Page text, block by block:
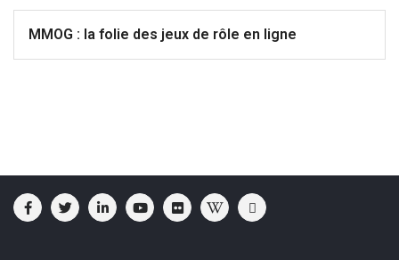
MMOG : la folie des jeux de rôle en ligne